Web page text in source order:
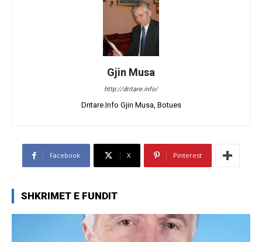
Gjin Musa
http://dritare.info/
Dritare.Info Gjin Musa, Botues
Facebook X Pinterest
SHKRIMET E FUNDIT